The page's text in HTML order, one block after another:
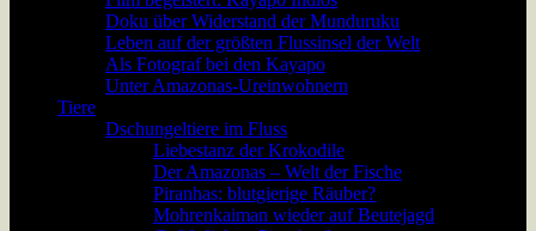
Doku über Widerstand der Munduruku
Leben auf der größten Flussinsel der Welt
Als Fotograf bei den Kayapo
Unter Amazonas-Ureinwohnern
Tiere
Dschungeltiere im Fluss
Liebestanz der Krokodile
Der Amazonas – Welt der Fische
Piranhas: blutgierige Räuber?
Mohrenkaiman wieder auf Beutejagd